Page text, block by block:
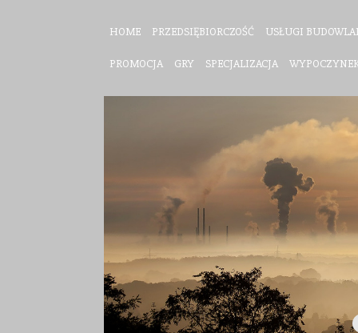
HOME PRZEDSIĘBIORCZOŚĆ USŁUGI
PROMOCJA GRY SPECJALIZACJA